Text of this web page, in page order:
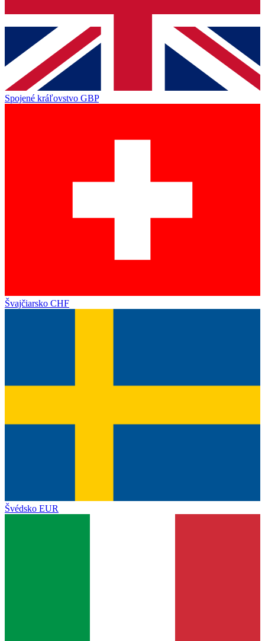
Spojené kráľovstvo GBP
Švajčiarsko CHF
Švédsko EUR